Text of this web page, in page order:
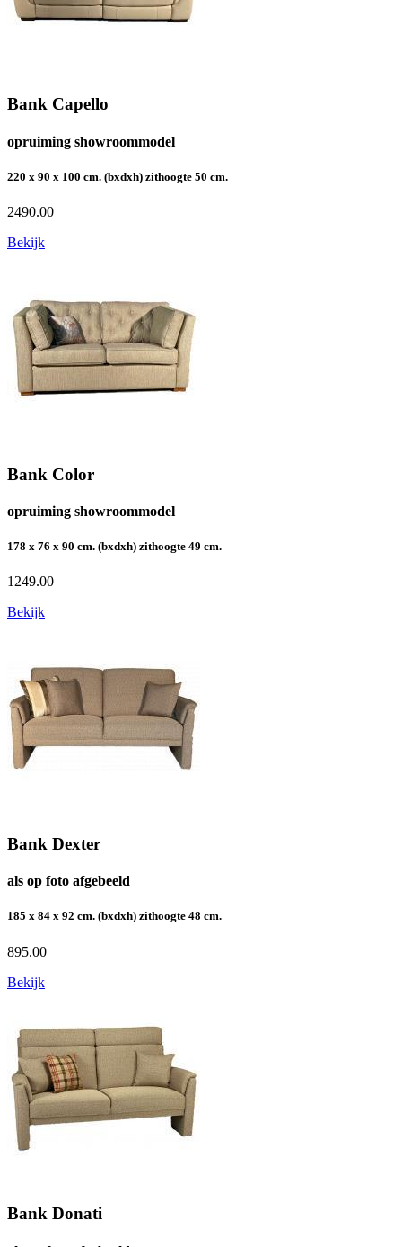
Bank Capello
opruiming showroommodel
220 x 90 x 100 cm. (bxdxh) zithoogte 50 cm.
2490.00
Bekijk
Bank Color
opruiming showroommodel
178 x 76 x 90 cm. (bxdxh) zithoogte 49 cm.
1249.00
Bekijk
Bank Dexter
als op foto afgebeeld
185 x 84 x 92 cm. (bxdxh) zithoogte 48 cm.
895.00
Bekijk
Bank Donati